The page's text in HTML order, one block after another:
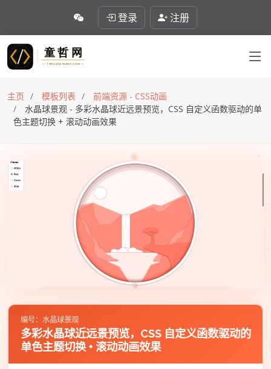
登录 注册
主页 模板列表
前端资源 - CSS动画
水晶球景观 - 多彩水晶球近远景预览，CSS 自定义函数驱动的单
色主题切换 + 滚动动画效果
编号：水晶球景观
多彩水晶球近远景预览，CSS 自定义函数驱动的
单色主题切换 + 滚动动画效果